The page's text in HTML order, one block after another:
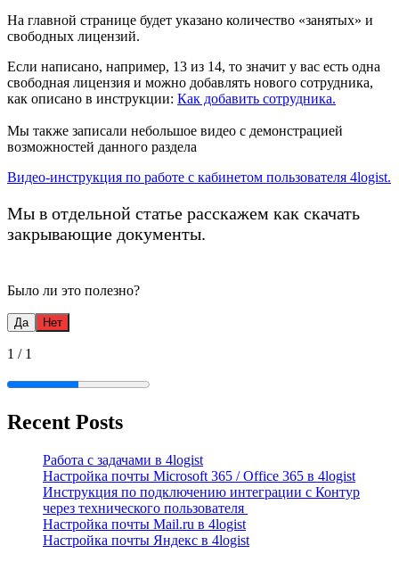
На главной странице будет указано количество «занятых» и
свободных лицензий.
Если написано, например, 13 из 14, то значит у вас есть одна
свободная лицензия и можно добавлять нового сотрудника,
как описано в инструкции: Как добавить сотрудника.
Мы также записали небольшое видео с демонстрацией
возможностей данного раздела
Видео-инструкция по работе с кабинетом пользователя 4logist.
Мы в отдельной статье расскажем как скачать
закрывающие документы.
Было ли это полезно?
Да Нет
1 / 1
Recent Posts
Работа с задачами в 4logist
Настройка почты Microsoft 365 / Office 365 в 4logist
Инструкция по подключению интеграции с Контур
через технического пользователя
Настройка почты Mail.ru в 4logist
Настройка почты Яндекс в 4logist